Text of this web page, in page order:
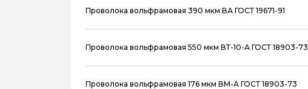
Проволока вольфрамовая 390 мкм ВА ГОСТ 19671-91
Проволока вольфрамовая 550 мкм ВТ-10-А ГОСТ 18903-73
Проволока вольфрамовая 176 мкм ВМ-А ГОСТ 18903-73